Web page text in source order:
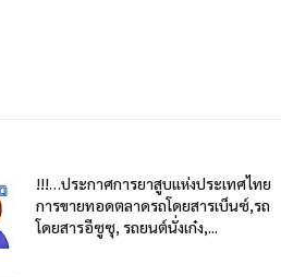
!!!…ประกาศการยาสูบแห่งประเทศไทย
การขายทอดตลาดรถโดยสารเบ็นซ์,รถ
โดยสารอีซูซุ, รถยนต์นั่งเก๋ง,...